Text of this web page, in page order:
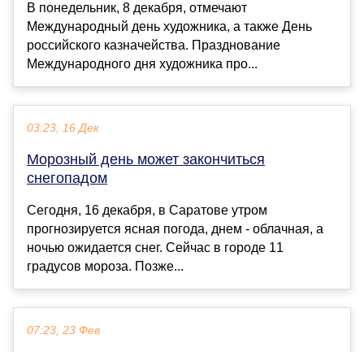
В понедельник, 8 декабря, отмечают
Международный день художника, а также День
российского казначейства. Празднование
Международного дня художника про...
03:23, 16 Дек
Морозный день может закончиться
снегопадом
Сегодня, 16 декабря, в Саратове утром
прогнозируется ясная погода, днем - облачная, а
ночью ожидается снег. Сейчас в городе 11
градусов мороза. Позже...
07:23, 23 Фев